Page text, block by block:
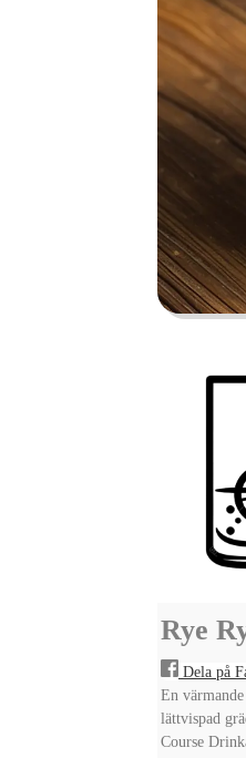
Rye
Dela på
En
lättvispad
Course